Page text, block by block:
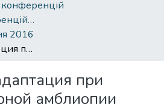
конференцій
Матеріали конференцій Інституту Філатова
2016
Оптическая адаптация при дисбинокулярной амблиопии
при
амблиопии